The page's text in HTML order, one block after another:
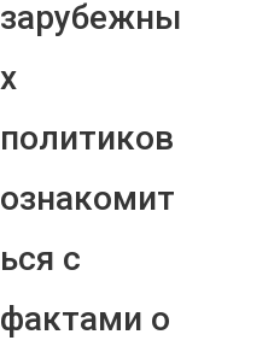
зарубежны
х
политиков
ознакомит
ься с
фактами о